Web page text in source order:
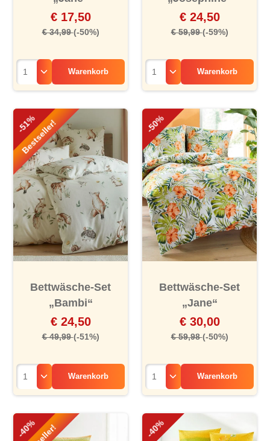
€ 17,50
€ 34,99(-50%)
Warenkorb
€ 24,50
€ 59,99(-59%)
Warenkorb
-51%
Bestseller!
Bettwäsche-Set
„Bambi“
€ 24,50
€ 49,99(-51%)
Warenkorb
-50%
Bettwäsche-Set
„Jane“
€ 30,00
€ 59,98(-50%)
Warenkorb
-40% -40%